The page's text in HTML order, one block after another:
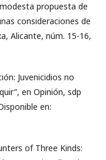
propuesta de
consideraciones de
Alicante, núm. 15-16,
Juvenicidios no
en Opinión, sdp
en:
of Three Kinds: